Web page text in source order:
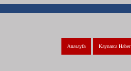
Kaynarca Haber
Anasayfa